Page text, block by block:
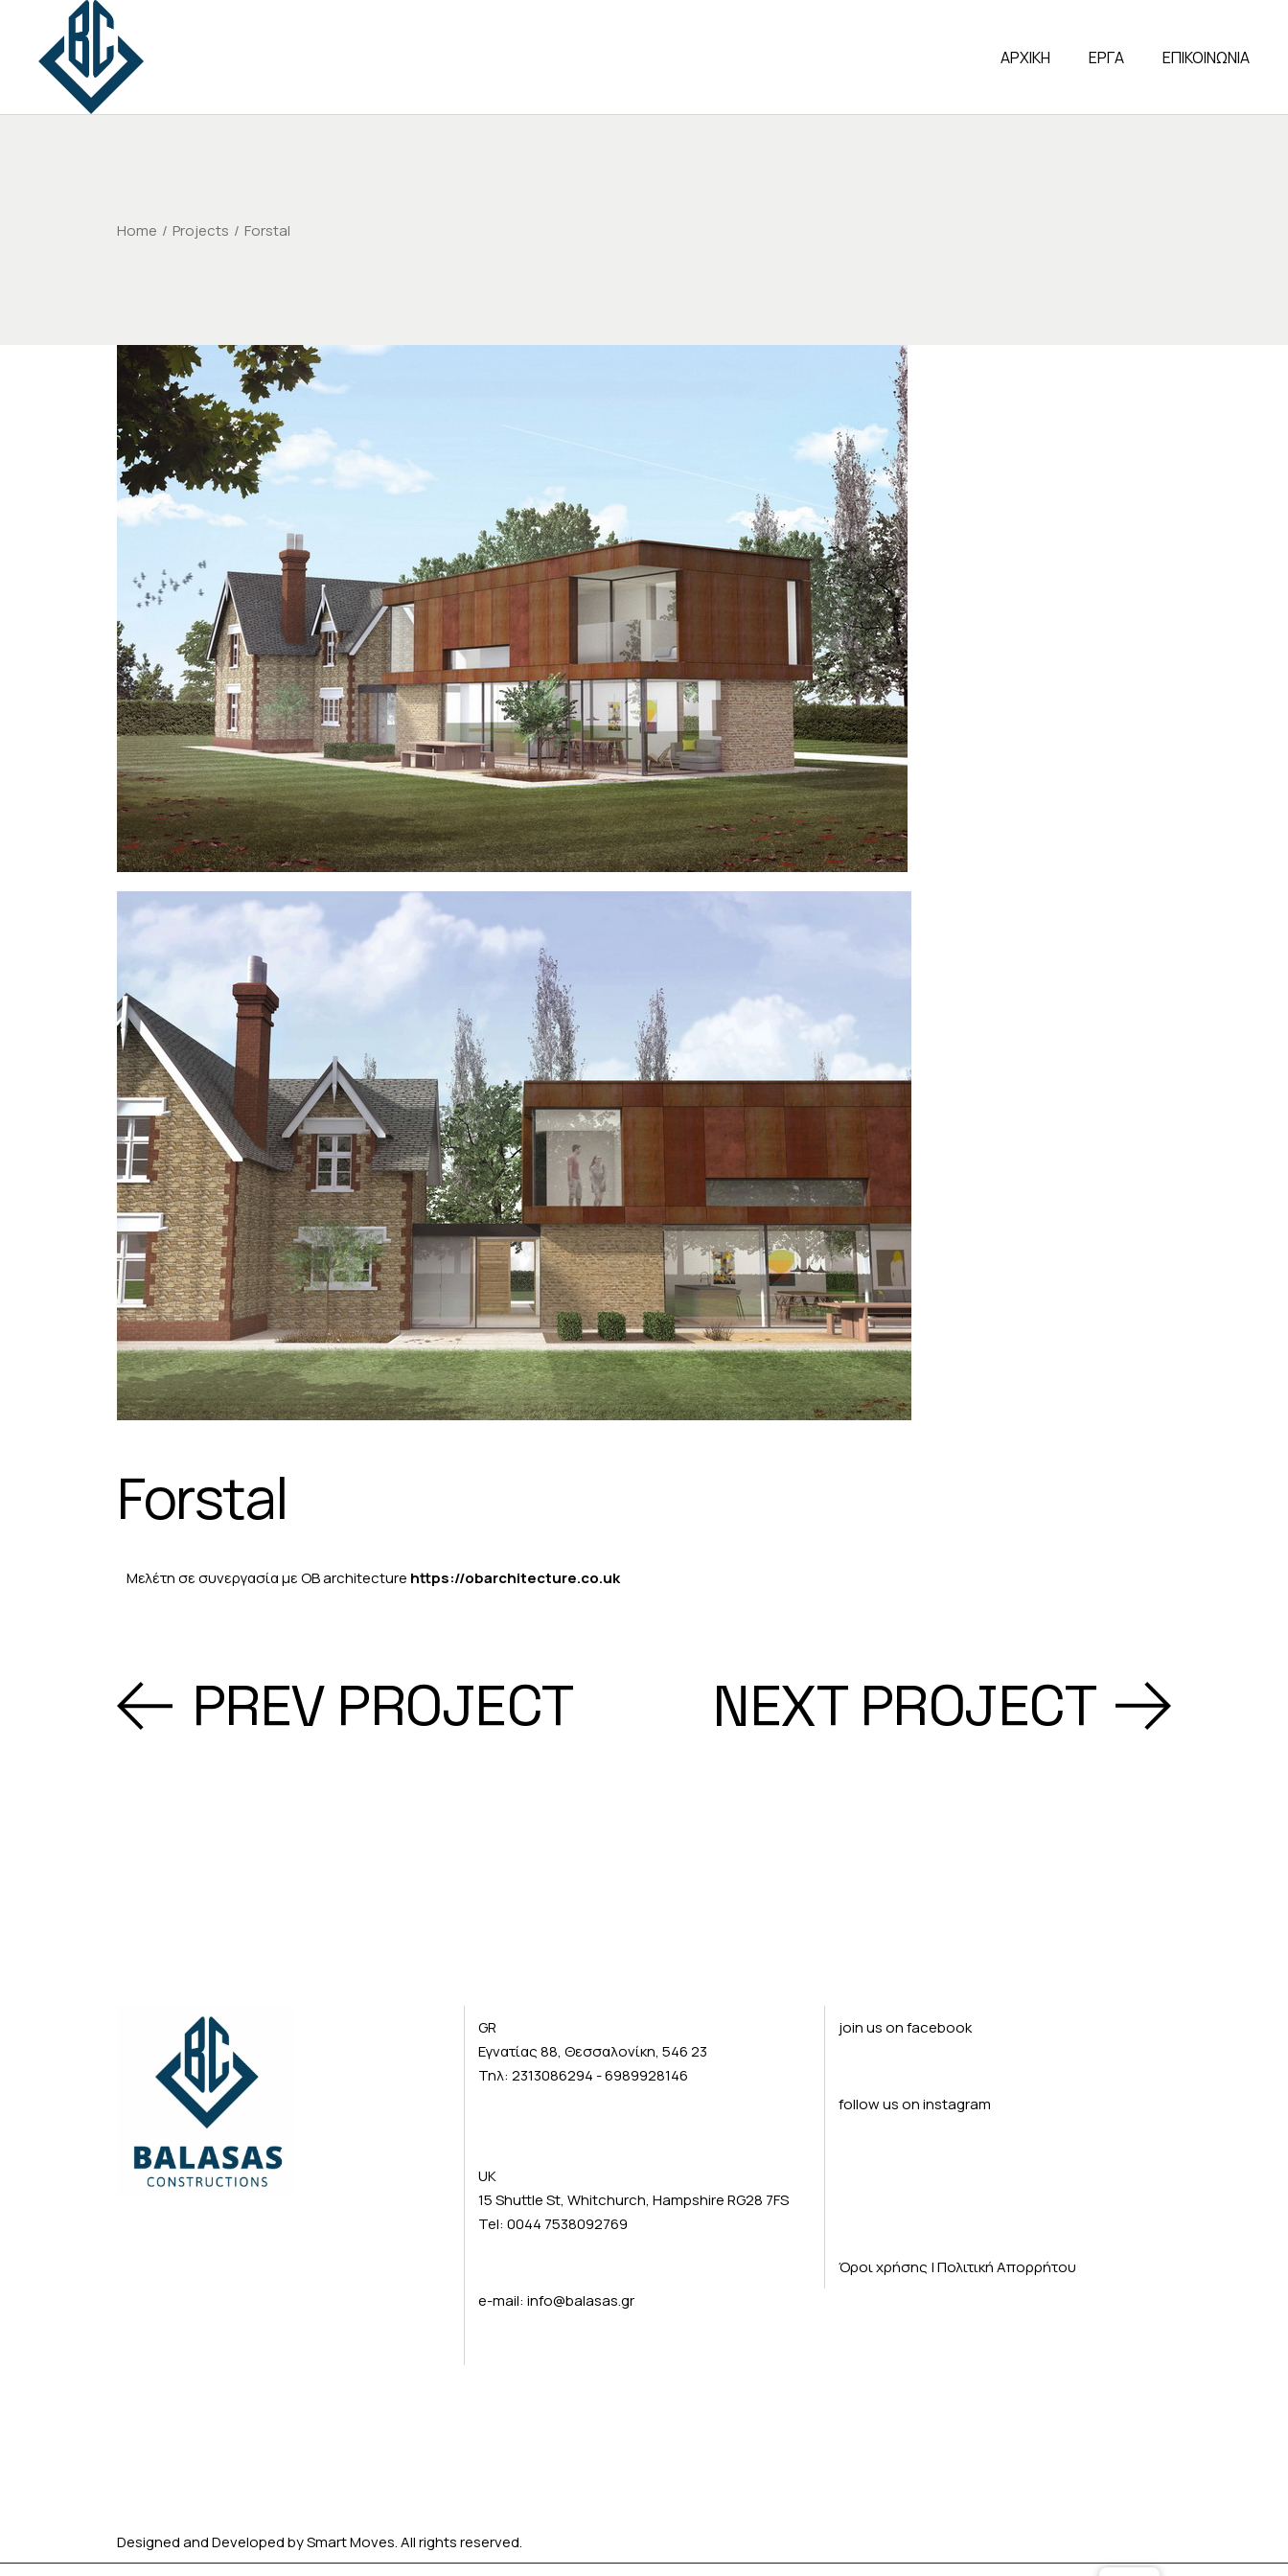
ΑΡΧΙΚΗ ΕΡΓΑ ΕΠΙΚΟΙΝΩΝΙΑ
Home Projects Forstal
Forstal
Μελέτη σε συνεργασία με OB architecture https://obarchitecture.co.uk
PREV PROJECT NEXT PROJECT
GR
Εγνατίας 88, Θεσσαλονίκη, 546 23
Τηλ: 2313086294 -6989928146
UK
15 Shuttle St, Whitchurch, Hampshire RG28 7FS
Tel: 0044 7538092769
e-mail: info@balasas.gr
join us on facebook
follow us on instagram
Όροι χρήσης |Πολιτική Απορρήτου
Designed and Developed bySmart Moves.All rights reserved.